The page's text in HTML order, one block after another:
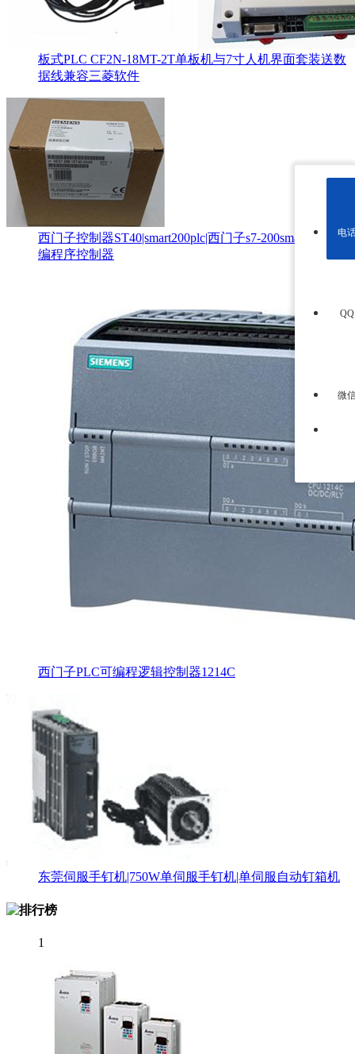
板式PLC CF2N-18MT-2T单板机与7寸人机界面套装送数
据线兼容三菱软件
西门子控制器ST40|smart200plc|西门子s7-200smartPLC可
编程序控制器
西门子PLC可编程逻辑控制器1214C
东莞伺服手钉机|750W单伺服手钉机|单伺服自动钉箱机
1
电
微